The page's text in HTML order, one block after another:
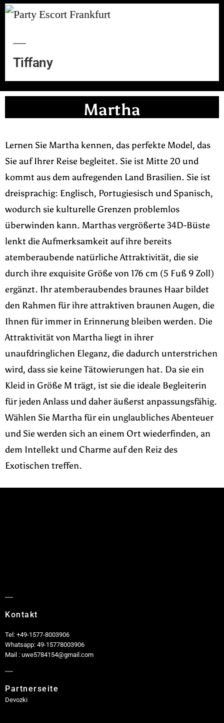
Tiffany
Martha
Lernen Sie Martha kennen, das perfekte Model, das
Sie auf Ihrer Reise begleitet. Sie ist Mitte 20 und
kommt aus dem aufregenden Land Brasilien. Sie ist
dreisprachig: Englisch, Portugiesisch und Spanisch,
wodurch sie kulturelle Grenzen problemlos
überwinden kann. Marthas vergrößerte 34D-Büste
lenkt die Aufmerksamkeit auf ihre bereits
atemberaubende natürliche Attraktivität, die sie
durch ihre exquisite Größe von 176 cm (5 Fuß 9 Zoll)
ergänzt. Ihr atemberaubendes braunes Haar bildet
den Rahmen für ihre attraktiven braunen Augen, die
Ihnen für immer in Erinnerung bleiben werden. Die
Attraktivität von Martha liegt in ihrer
unaufdringlichen Eleganz, die dadurch unterstrichen
wird, dass sie keine Tätowierungen hat. Da sie ein
Kleid in Größe M trägt, ist sie die ideale Begleiterin
für jeden Anlass und daher äußerst anpassungsfähig.
Wählen Sie Martha für ein unglaubliches Abenteuer
und Sie werden sich an einem Ort wiederfinden, an
dem Intellekt und Charme auf den Reiz des
Exotischen treffen.
Kontakt
Tel: +49-1577-8003906
Whatsapp: 49-15778003906
Mail : uwe5784154@gmail.com
Partnerseite
Devozki